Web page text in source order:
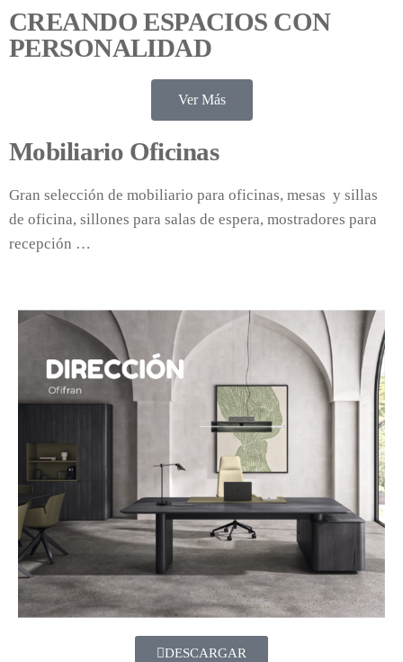
CREANDO ESPACIOS CON
PERSONALIDAD
Ver Más
Mobiliario Oficinas
Gran selección de mobiliario para oficinas, mesas y sillas
de oficina, sillones para salas de espera, mostradores para
recepción …
DESCARGAR